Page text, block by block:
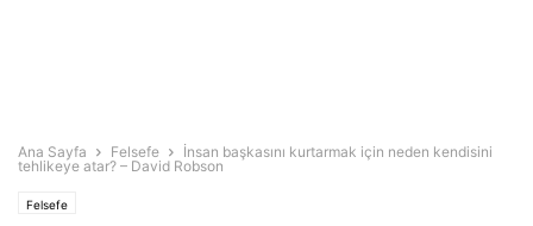
Ana Sayfa Felsefe
İnsan başkasını kurtarmak için neden kendisini
tehlikeye atar? – David Robson
Felsefe